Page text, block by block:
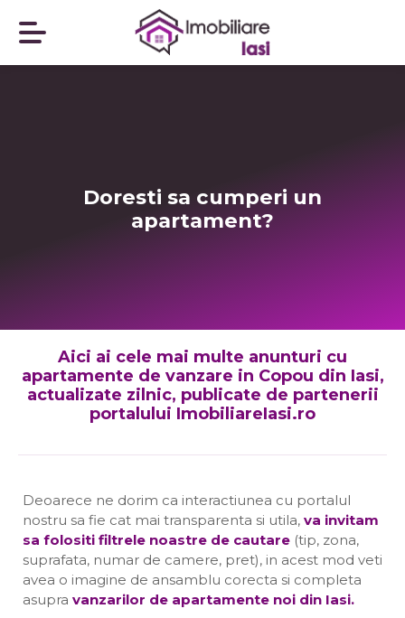
Doresti sa cumperi un
apartament?
Aici ai cele mai multe anunturi cu
apartamente de vanzare in Copou din Iasi,
actualizate zilnic, publicate de partenerii
portalului ImobiliareIasi.ro
Deoarece ne dorim ca interactiunea cu portalul
nostru sa fie cat mai transparenta si utila, va invitam
sa folositi filtrele noastre de cautare (tip, zona,
suprafata, numar de camere, pret), in acest mod veti
avea o imagine de ansamblu corecta si completa
asupra vanzarilor de apartamente noi din Iasi.